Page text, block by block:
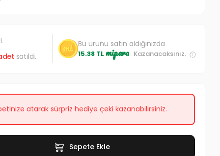
satıldı.
Bu ürünü satın aldığınızda
15.38 TL mipara Kazanacaksınız.
atarak sürpriz hediye çeki kazanabilirsiniz.
Sepete Ekle